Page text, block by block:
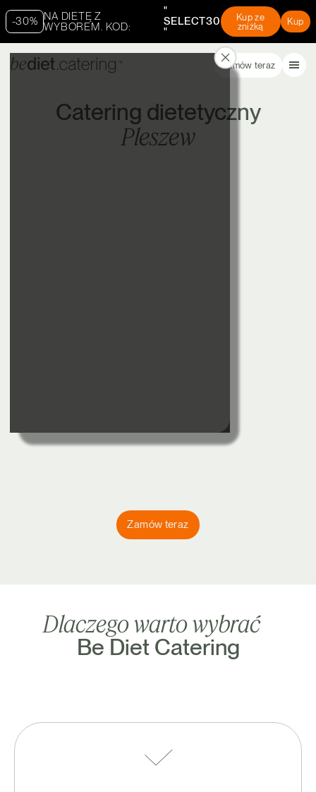
-30% NA DIETĘ Z
WYBOREM. KOD:
"
SELECT30
"
Kup ze
zniżką
Kup
Zamów teraz
Catering dietetyczny
Pleszew
Zamów teraz
Dlaczego warto wybrać
Be Diet Catering